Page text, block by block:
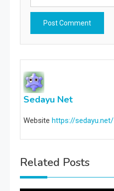
Sedayu Net
Website https://sedayu.net/
Related Posts